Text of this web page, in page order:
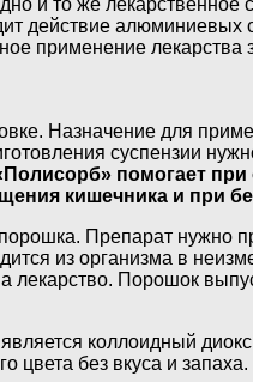
действие
применение лекарства
Назначение для
суспензии
помогает
кишечника и при
Препарат нужно
из организма в
лекарство. Порошок
коллоидный
без вкуса и